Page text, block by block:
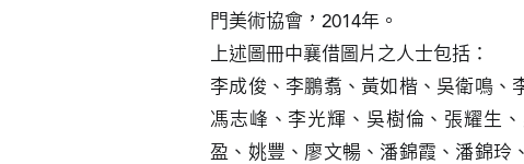
門美術協會，2014年。
上述圖冊中襄借圖片之人士包括：
李成俊、李鵬翥、黃如楷、吳衛鳴、
馮志峰、李光輝、吳樹倫、張耀生
盈、姚豐、廖文暢、潘錦霞、潘錦玲